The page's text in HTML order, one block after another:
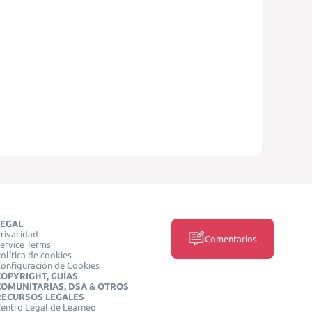
Terms
de cookies
de Cookies
GUÍAS
DSA & OTROS
LEGALES
Legal de Learneo
Comentarios